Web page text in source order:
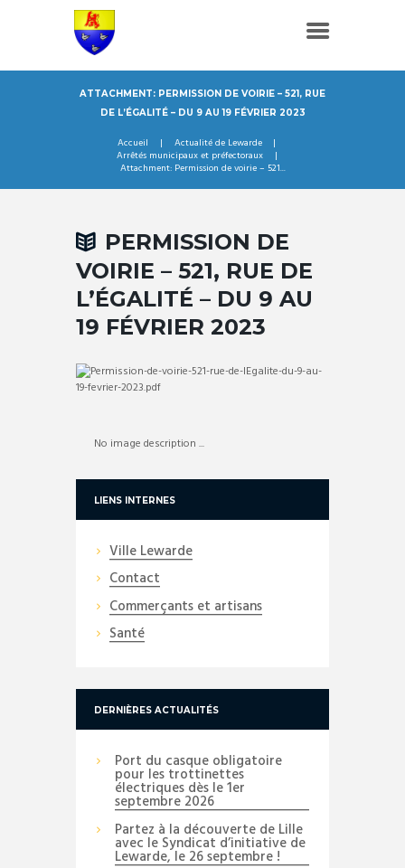
ATTACHMENT: PERMISSION DE VOIRIE – 521, RUE
DE L’ÉGALITÉ – DU 9 AU 19 FÉVRIER 2023
Accueil
Actualité de Lewarde
Arrêtés municipaux et préfectoraux
Attachment: Permission de voirie – 521...
PERMISSION DE
VOIRIE – 521, RUE DE
L’ÉGALITÉ – DU 9 AU
19 FÉVRIER 2023
No image description ...
LIENS INTERNES
Ville Lewarde
Contact
Commerçants et artisans
Santé
DERNIÈRES ACTUALITÉS
Port du casque obligatoire
pour les trottinettes
électriques dès le 1er
septembre 2026
Partez à la découverte de Lille
avec le Syndicat d’initiative de
Lewarde, le 26 septembre !